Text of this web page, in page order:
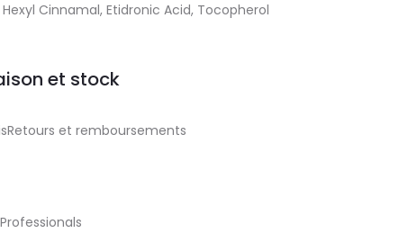
Cinnamal, Etidronic Acid, Tocopherol
et stock
et remboursements